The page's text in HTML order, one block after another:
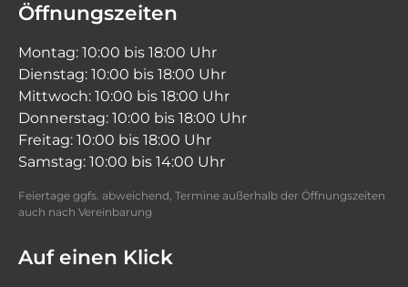
Öffnungszeiten
Montag: 10:00 bis 18:00 Uhr
Dienstag: 10:00 bis 18:00 Uhr
Mittwoch: 10:00 bis 18:00 Uhr
Donnerstag: 10:00 bis 18:00 Uhr
Freitag: 10:00 bis 18:00 Uhr
Samstag: 10:00 bis 14:00 Uhr
Feiertage ggfs. abweichend, Termine außerhalb der Öffnungszeiten
auch nach Vereinbarung
Auf einen Klick